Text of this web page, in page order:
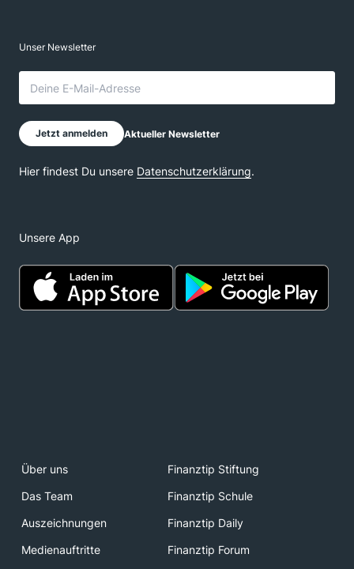
Unsere App
Über uns
Finanztip Stiftung
Das Team
Finanztip Schule
Auszeichnungen
Finanztip Daily
Medienauftritte
Finanztip Forum